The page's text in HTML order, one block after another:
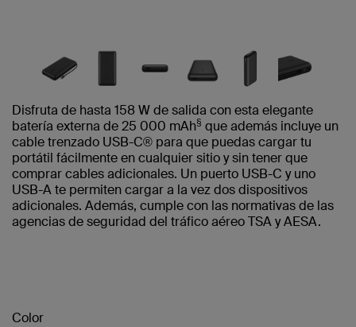
Disfruta de hasta 158 W de salida con esta elegante
batería externa de 25 000 mAh§ que además incluye un
cable trenzado USB-C® para que puedas cargar tu
portátil fácilmente en cualquier sitio y sin tener que
comprar cables adicionales. Un puerto USB-C y uno
USB-A te permiten cargar a la vez dos dispositivos
adicionales. Además, cumple con las normativas de las
agencias de seguridad del tráfico aéreo TSA y AESA.
Color